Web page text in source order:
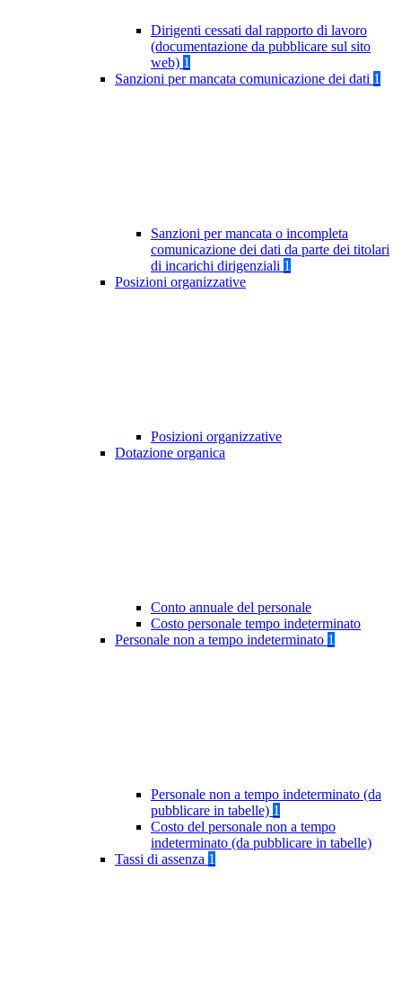
Dirigenti cessati dal rapporto di lavoro
(documentazione da pubblicare sul sito
web) 1
Sanzioni per mancata comunicazione dei dati 1
Sanzioni per mancata o incompleta
comunicazione dei dati da parte dei titolari
di incarichi dirigenziali 1
Posizioni organizzative
Posizioni organizzative
Dotazione organica
Conto annuale del personale
Costo personale tempo indeterminato
Personale non a tempo indeterminato 1
Personale non a tempo indeterminato (da
pubblicare in tabelle) 1
Costo del personale non a tempo
indeterminato (da pubblicare in tabelle)
Tassi di assenza 1